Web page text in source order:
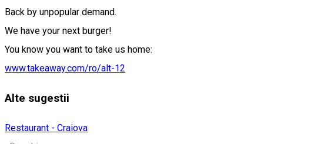
Back by unpopular demand.
We have your next burger!
You know you want to take us home:
www.takeaway.com/ro/alt-12
Alte sugestii
Restaurant - Craiova